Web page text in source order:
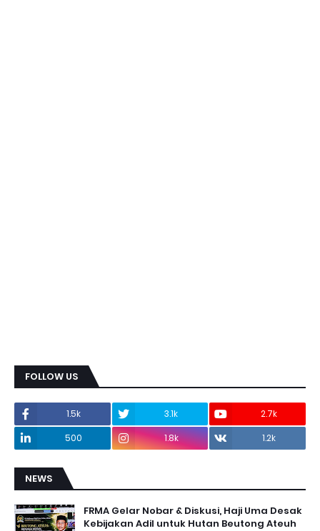
FOLLOW US
1.5k 3.1k
2.7k
500
1.8k 1.2k
NEWS
FRMA Gelar Nobar & Diskusi, Haji Uma Desak
Kebijakan Adil untuk Hutan Beutong Ateuh